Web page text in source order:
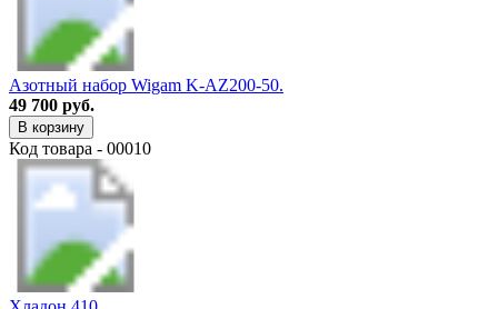
Азотный набор Wigam K-AZ200-50.
49 700 руб.
В корзину
Код товара - 00010